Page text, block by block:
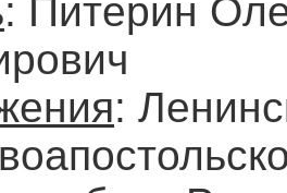
: Питерин
: